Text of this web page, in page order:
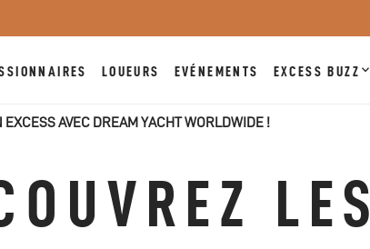
LOUEURS EVÉNEMENTS EXCESS BUZZ
AVEC DREAM YACHT WORLDWIDE !
LES